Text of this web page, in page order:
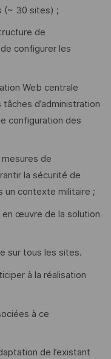
(~ 30 sites) ;
de
configurer les
Web centrale
d’administration
configuration des
de
la sécurité de
un contexte militaire ;
œuvre de la solution
sur tous les sites.
à la réalisation
à ce
de l’existant